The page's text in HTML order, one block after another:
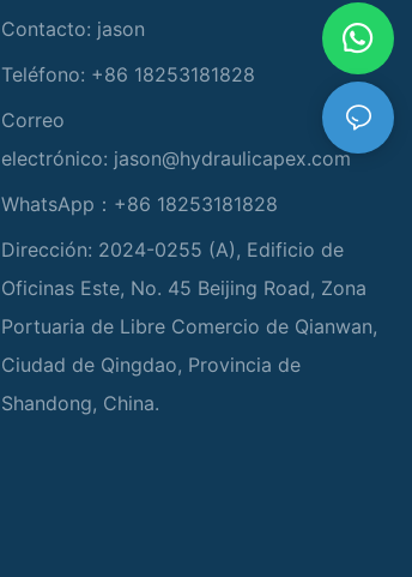
Contacto: jason
Teléfono: +86 18253181828
Correo
electrónico: jason@hydraulicapex.com
WhatsApp：+86 18253181828
Dirección: 2024-0255 (A), Edificio de
Oficinas Este, No. 45 Beijing Road, Zona
Portuaria de Libre Comercio de Qianwan,
Ciudad de Qingdao, Provincia de
Shandong, China.